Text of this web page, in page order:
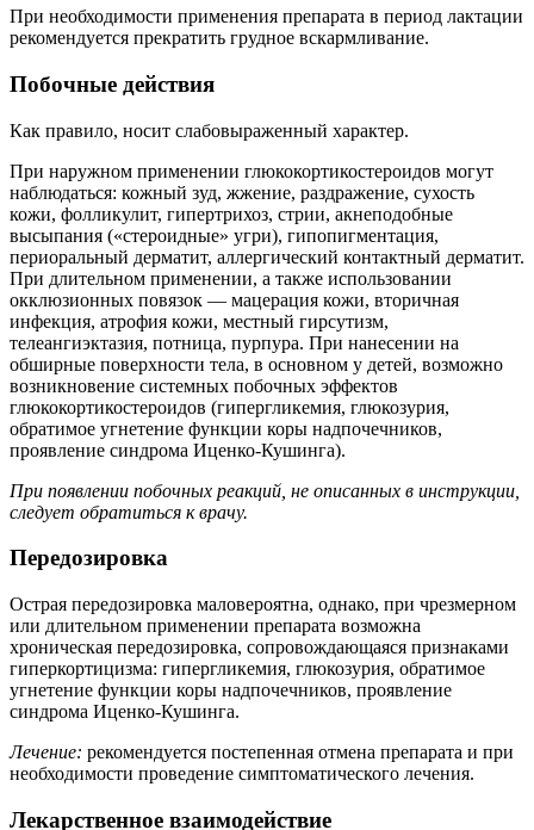
При необходимости применения препарата в период лактации
рекомендуется прекратить грудное вскармливание.
Побочные действия
Как правило, носит слабовыраженный характер.
При наружном применении глюкокортикостероидов могут
наблюдаться: кожный зуд, жжение, раздражение, сухость
кожи, фолликулит, гипертрихоз, стрии, акнеподобные
высыпания («стероидные» угри), гипопигментация,
периоральный дерматит, аллергический контактный дерматит.
При длительном применении, а также использовании
окклюзионных повязок — мацерация кожи, вторичная
инфекция, атрофия кожи, местный гирсутизм,
телеангиэктазия, потница, пурпура. При нанесении на
обширные поверхности тела, в основном у детей, возможно
возникновение системных побочных эффектов
глюкокортикостероидов (гипергликемия, глюкозурия,
обратимое угнетение функции коры надпочечников,
проявление синдрома Иценко-Кушинга).
При появлении побочных реакций, не описанных в инструкции,
следует обратиться к врачу.
Передозировка
Острая передозировка маловероятна, однако, при чрезмерном
или длительном применении препарата возможна
хроническая передозировка, сопровождающаяся признаками
гиперкортицизма: гипергликемия, глюкозурия, обратимое
угнетение функции коры надпочечников, проявление
синдрома Иценко-Кушинга.
Лечение: рекомендуется постепенная отмена препарата и при
необходимости проведение симптоматического лечения.
Лекарственное взаимодействие